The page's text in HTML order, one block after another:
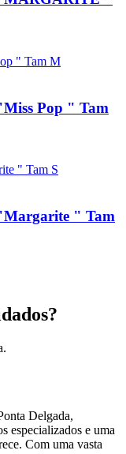
Pop " Tam
" Tam
Delgada,
especializados e uma
Com uma vasta